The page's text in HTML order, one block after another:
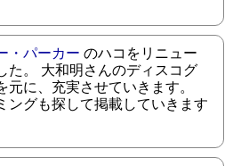
・パーカー のハコをリニュー
た。 大和明さんのディスコグ
元に、充実させていきます。
ングも探して掲載していきます